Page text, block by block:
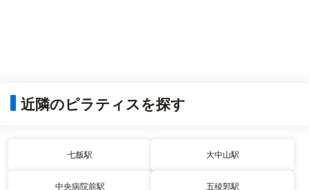
近隣のピラティスを探す
七飯駅 大中山駅
中央病院前駅 五稜郭駅